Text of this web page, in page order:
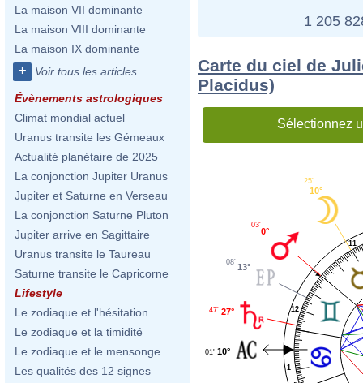
La maison VII dominante
La maison VIII dominante
La maison IX dominante
+ Voir tous les articles
Évènements astrologiques
Climat mondial actuel
Uranus transite les Gémeaux
Actualité planétaire de 2025
La conjonction Jupiter Uranus
Jupiter et Saturne en Verseau
La conjonction Saturne Pluton
Jupiter arrive en Sagittaire
Uranus transite le Taureau
Saturne transite le Capricorne
Lifestyle
Le zodiaque et l'hésitation
Le zodiaque et la timidité
Le zodiaque et le mensonge
Les qualités des 12 signes
1 205
Carte du ciel de
Placidus)
Sélectionnez
1
11
12
10°
25'
0°
03'
13°
08'
27°
47'
10°
01'